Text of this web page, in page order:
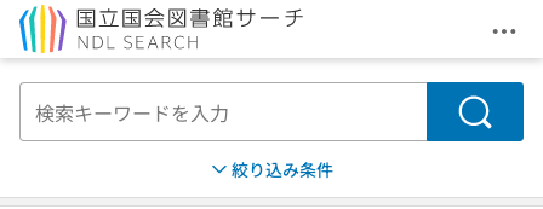
メ
検索
絞り込み条件